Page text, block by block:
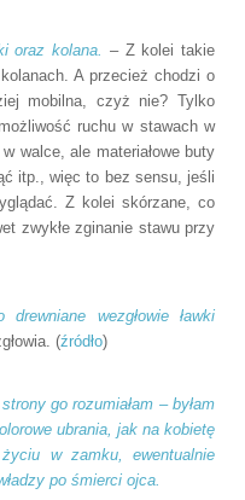
oraz kolana. – Z kolei takie
A przecież chodzi o
mobilna, czyż nie? Tylko
ruchu w stawach w
walce, ale materiałowe buty
itp., więc to bez sensu, jeśli
Z kolei skórzane, co
zwykłe zginanie stawu przy
wezgłowie ławki
(źródło)
go rozumiałam – byłam
ubrania, jak na kobietę
w zamku, ewentualnie
po śmierci ojca.